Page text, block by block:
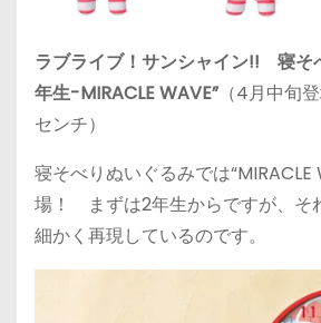
ラブライブ！サンシャイン!! 寝そ
年生-MIRACLE WAVE”（4月中旬
センチ）
寝そべりぬいぐるみでは“MIRACLE
場！ まずは2年生からですが、そ
細かく再現しているのです。